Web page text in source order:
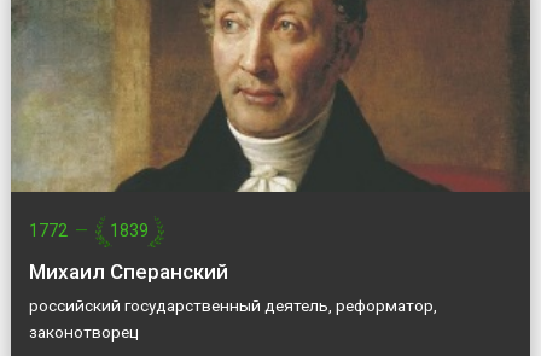
1772 — 1839
Михаил Сперанский
российский государственный деятель, реформатор,
законотворец